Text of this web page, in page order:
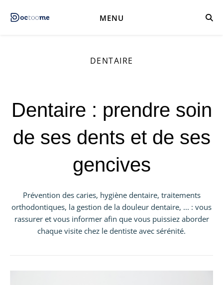
MENU
DENTAIRE
Dentaire : prendre soin
de ses dents et de ses
gencives
Prévention des caries, hygiène dentaire, traitements
orthodontiques, la gestion de la douleur dentaire, ... : vous
rassurer et vous informer afin que vous puissiez aborder
chaque visite chez le dentiste avec sérénité.